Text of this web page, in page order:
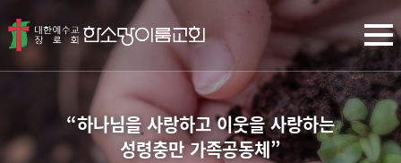
“하나님을 사랑하고 이웃을 사랑하는
성령충만 가족공동체”